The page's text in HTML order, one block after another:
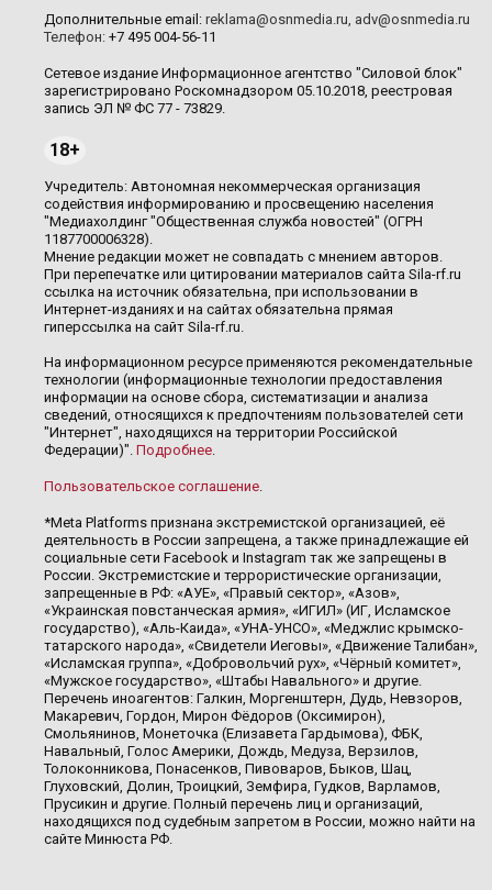
Дополнительные email: reklama@osnmedia.ru, adv@osnmedia.ru
Телефон: +7 495 004-56-11
Сетевое издание Информационное агентство "Силовой блок"
зарегистрировано Роскомнадзором 05.10.2018, реестровая
запись ЭЛ № ФС 77 - 73829.
18+
Учредитель: Автономная некоммерческая организация
содействия информированию и просвещению населения
"Медиахолдинг "Общественная служба новостей" (ОГРН
1187700006328).
Мнение редакции может не совпадать с мнением авторов.
При перепечатке или цитировании материалов сайта Sila-rf.ru
ссылка на источник обязательна, при использовании в
Интернет-изданиях и на сайтах обязательна прямая
гиперссылка на сайт Sila-rf.ru.
На информационном ресурсе применяются рекомендательные
технологии (информационные технологии предоставления
информации на основе сбора, систематизации и анализа
сведений, относящихся к предпочтениям пользователей сети
"Интернет", находящихся на территории Российской
Федерации)". Подробнее.
Пользовательское соглашение.
*Meta Platforms признана экстремистской организацией, её
деятельность в России запрещена, а также принадлежащие ей
социальные сети Facebook и Instagram так же запрещены в
России. Экстремистские и террористические организации,
запрещенные в РФ: «АУЕ», «Правый сектор», «Азов»,
«Украинская повстанческая армия», «ИГИЛ» (ИГ, Исламское
государство), «Аль-Каида», «УНА-УНСО», «Меджлис крымско-
татарского народа», «Свидетели Иеговы», «Движение Талибан»,
«Исламская группа», «Добровольчий рух», «Чёрный комитет»,
«Мужское государство», «Штабы Навального» и другие.
Перечень иноагентов: Галкин, Моргенштерн, Дудь, Невзоров,
Макаревич, Гордон, Мирон Фёдоров (Оксимирон),
Смольянинов, Монеточка (Елизавета Гардымова), ФБК,
Навальный, Голос Америки, Дождь, Медуза, Верзилов,
Толоконникова, Понасенков, Пивоваров, Быков, Шац,
Глуховский, Долин, Троицкий, Земфира, Гудков, Варламов,
Прусикин и другие. Полный перечень лиц и организаций,
находящихся под судебным запретом в России, можно найти на
сайте Минюста РФ.